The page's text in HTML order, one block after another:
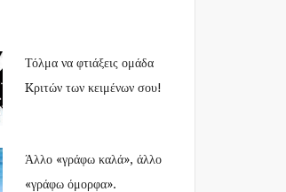
Τόλμα να φτιάξεις ομάδα
Kριτών των κειμένων σου!
Άλλο «γράφω καλά», άλλο
«γράφω όμορφα».